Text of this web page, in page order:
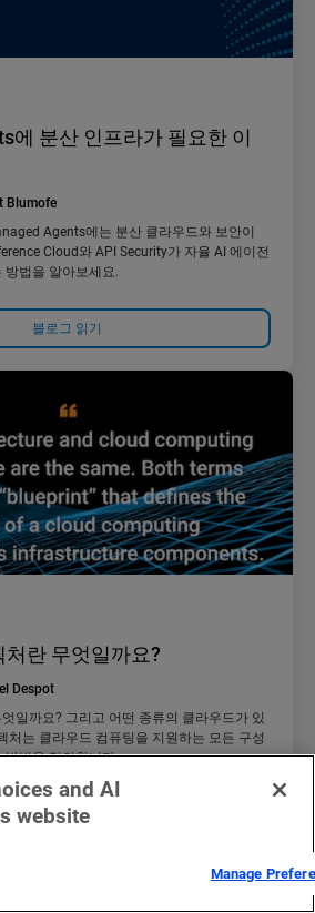
에 분산 인프라가 필요한 이
Blumofe
Agents에는 분산 클라우드와 보안이
Cloud와 API Security가 자율 AI 에이전
방법을 알아보세요.
블로그 읽기
란 무엇일까요?
Despot
일까요? 그리고 어떤 종류의 클라우드가 있
처는 클라우드 컴퓨팅을 지원하는 모든 구성
방법을 정의합니다.
블로그 읽기
and AI
website
Manage